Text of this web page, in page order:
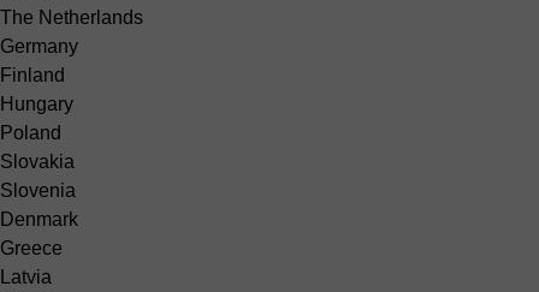
The Netherlands
Germany
Finland
Hungary
Poland
Slovakia
Slovenia
Denmark
Greece
Latvia